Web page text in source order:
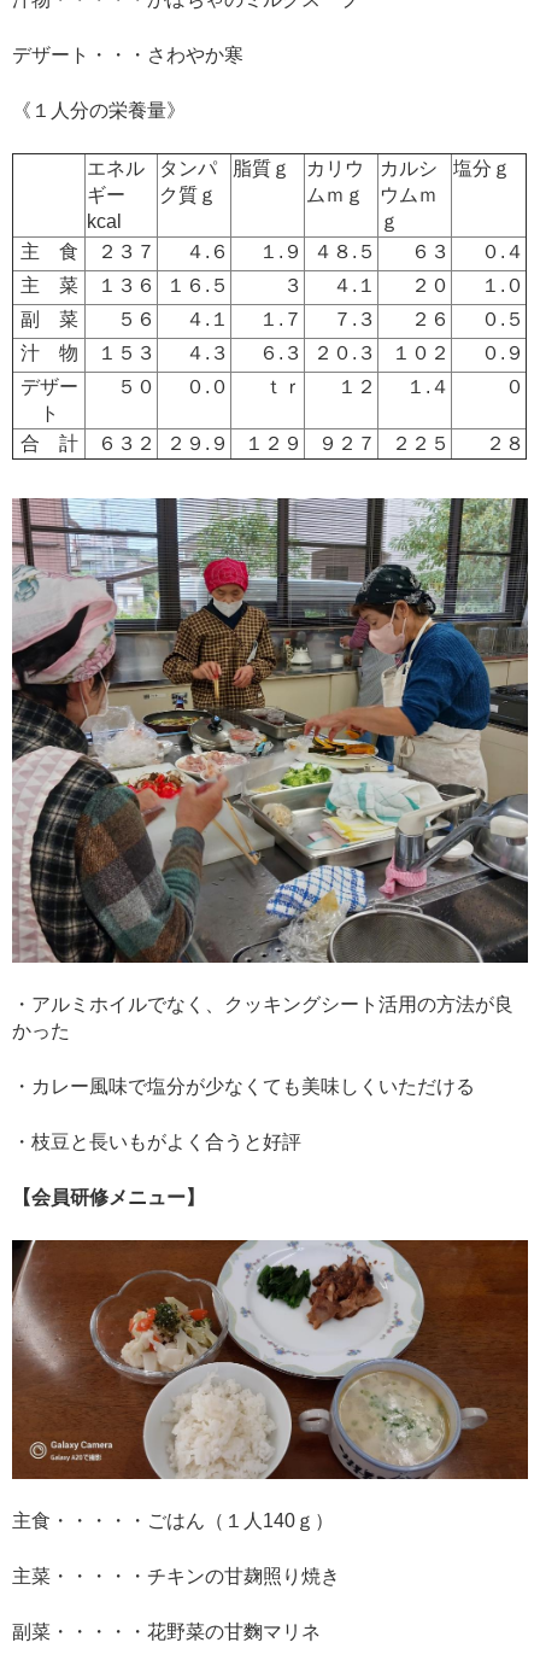
デザート・・・さわやか寒
《１人分の栄養量》
エネル
ギー
kcal
タンパ
ク質ｇ
脂質ｇ
カリウ
ムｍｇ
カルシ
ウムｍ
ｇ
塩分ｇ
主 食 ２３７ ４.６ １.９ ４８.５ ６３
０.４
主 菜
１３６ １６.５ ３ ４.１ ２０
１.０
副 菜
５６ ４.１ １.７ ７.３ ２６
０.５
汁 物
１５３ ４.３ ６.３ ２０.３ １０２
０.９
デザー
ト
５０ ０.０ ｔｒ １２ １.４ ０
合 計 ６３２ ２９.９ １２９ ９２７ ２２５ ２８
・アルミホイルでなく、クッキングシート活用の方法が良
かった
・カレー風味で塩分が少なくても美味しくいただける
・枝豆と長いもがよく合うと好評
【会員研修メニュー】
主食・・・・・ごはん（１人140ｇ）
主菜・・・・・チキンの甘麹照り焼き
副菜・・・・・花野菜の甘麴マリネ